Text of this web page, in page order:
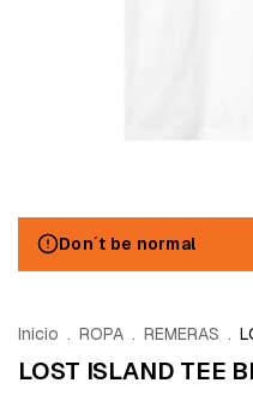
Don´t be normal
Inicio . ROPA . REMERAS .
LOST ISLAND TEE